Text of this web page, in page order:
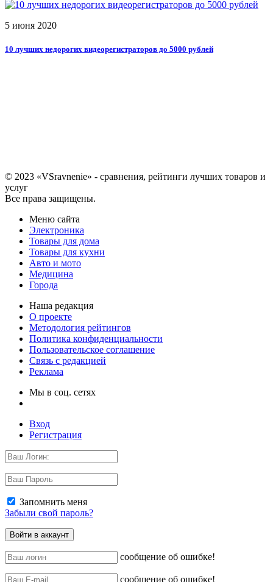
5 июня 2020
10 лучших недорогих видеорегистраторов до 5000 рублей
© 2023 «VSravnenie» - сравнения, рейтинги лучших товаров и
услуг
Все права защищены.
Меню сайта
Электроника
Товары для дома
Товары для кухни
Авто и мото
Медицина
Города
Наша редакция
О проекте
Методология рейтингов
Политика конфиденциальности
Пользовательское соглашение
Связь с редакцией
Реклама
Мы в соц. сетях
Вход
Регистрация
Запомнить меня
Забыли свой пароль?
сообщение об ошибке!
сообщение об ошибке!